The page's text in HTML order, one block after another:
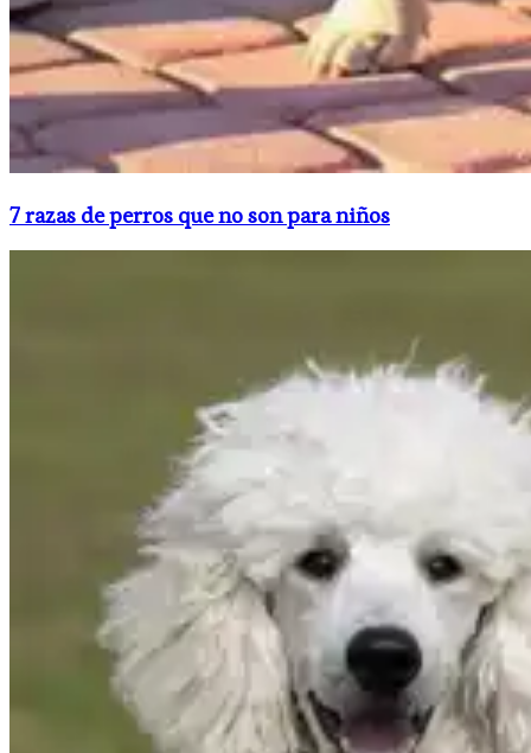
​7 razas de perros que no son para niños